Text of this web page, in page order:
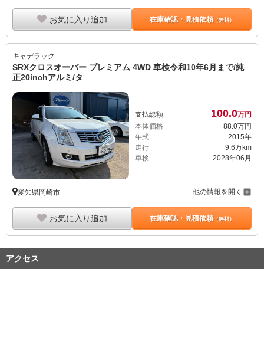
お気に入り追加 在庫確認・見積依頼（無料）
キャデラック
SRXクロスオーバー プレミアム 4WD 車検令和10年6月まで/純
正20inchアルミ/タ
支払総額 100.0万円
本体価格
88.0万円
年式
2015年
走行
9.6万km
車検
2028年06月
愛知県岡崎市 他の情報を開く
お気に入り追加 在庫確認・見積依頼（無料）
アクセス